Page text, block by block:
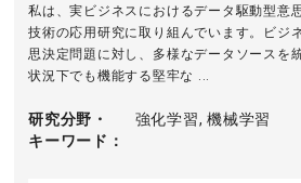
私は、実ビジネスにおけるデータ駆動型意
技術の応用研究に取り組んでいます。ビジ
思決定問題に対し、多様なデータソースを
状況下でも機能する堅牢な ...
研究分野・
キーワード
強化学習, 機械学習